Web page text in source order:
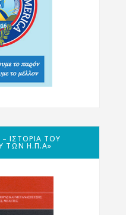
ΙΣΤΟΡΊΑ ΤΟΥ
ΤΩΝ Η.Π.Α»